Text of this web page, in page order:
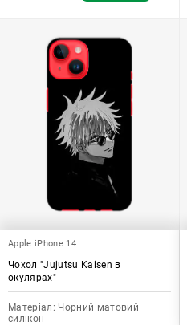
Apple iPhone 14
Чохол "Jujutsu Kaisen в
окулярах"
Матеріал: Чорний матовий
силікон